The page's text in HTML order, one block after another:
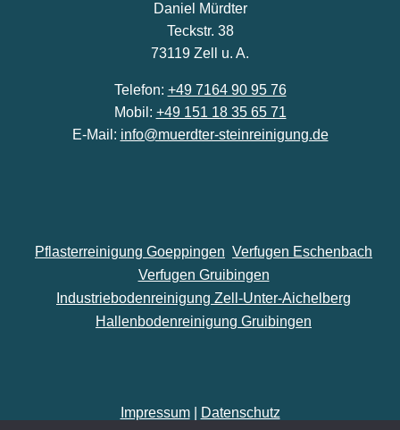
Daniel Mürdter
Teckstr. 38
73119 Zell u. A.
Telefon: +49 7164 90 95 76
Mobil: +49 151 18 35 65 71
E-Mail: info@muerdter-steinreinigung.de
Pflasterreinigung Goeppingen Verfugen Eschenbach
Verfugen Gruibingen
Industriebodenreinigung Zell-Unter-Aichelberg
Hallenbodenreinigung Gruibingen
Impressum| Datenschutz